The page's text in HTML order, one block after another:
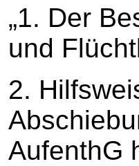
„1. Der
und
2.
AufenthG